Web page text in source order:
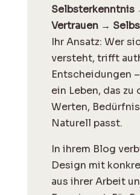
Selbsterkenntnis
Vertrauen →
Ihr Ansatz: Wer
versteht, trifft
Entscheidungen
ein Leben, das zu
Werten,
Naturell passt.
In ihrem Blog
Design mit
aus ihrer Arbeit